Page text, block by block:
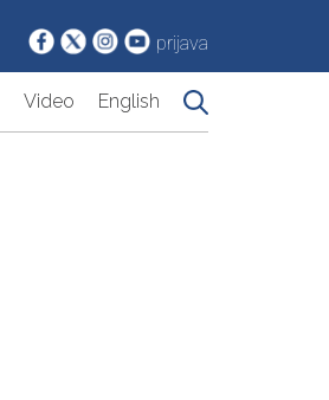
prijava
Video English